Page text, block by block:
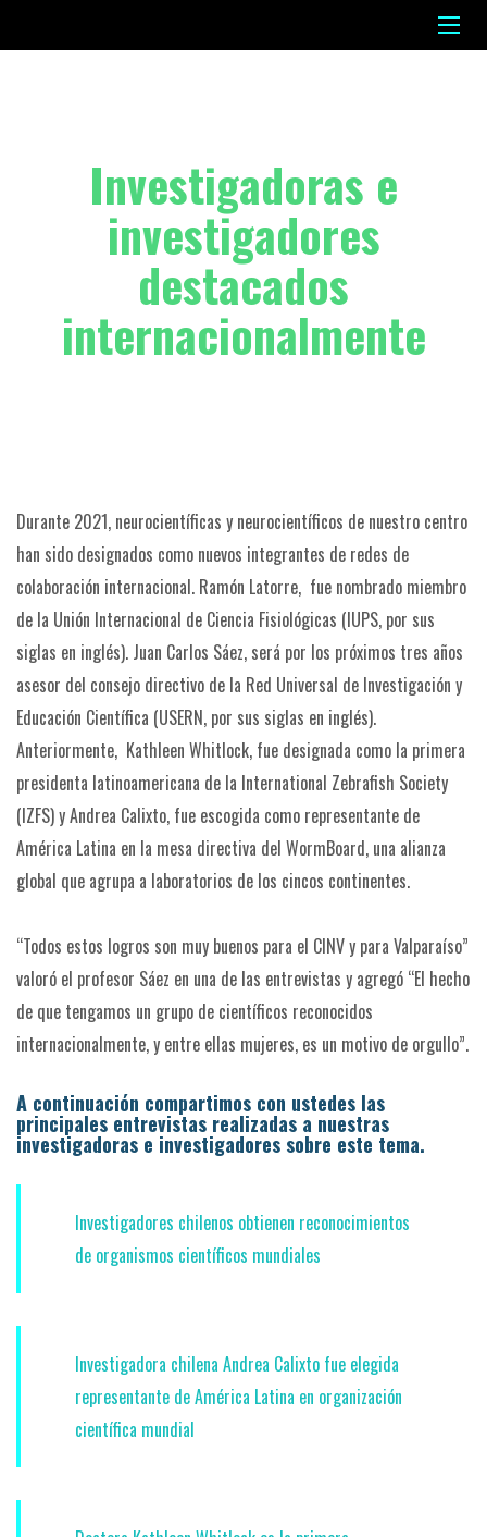
Investigadoras e
investigadores
destacados
internacionalmente
Durante 2021, neurocientíficas y neurocientíficos de nuestro centro
han sido designados como nuevos integrantes de redes de
colaboración internacional. Ramón Latorre, fue nombrado miembro
de la Unión Internacional de Ciencia Fisiológicas (IUPS, por sus
siglas en inglés). Juan Carlos Sáez, será por los próximos tres años
asesor del consejo directivo de la Red Universal de Investigación y
Educación Científica (USERN, por sus siglas en inglés).
Anteriormente, Kathleen Whitlock, fue designada como la primera
presidenta latinoamericana de la International Zebrafish Society
(IZFS) y Andrea Calixto, fue escogida como representante de
América Latina en la mesa directiva del WormBoard, una alianza
global que agrupa a laboratorios de los cincos continentes.
“Todos estos logros son muy buenos para el CINV y para Valparaíso”
valoró el profesor Sáez en una de las entrevistas y agregó “El hecho
de que tengamos un grupo de científicos reconocidos
internacionalmente, y entre ellas mujeres, es un motivo de orgullo”.
A continuación compartimos con ustedes las
principales entrevistas realizadas a nuestras
investigadoras e investigadores sobre este tema.
Investigadores chilenos obtienen reconocimientos
de organismos científicos mundiales
Investigadora chilena Andrea Calixto fue elegida
representante de América Latina en organización
científica mundial